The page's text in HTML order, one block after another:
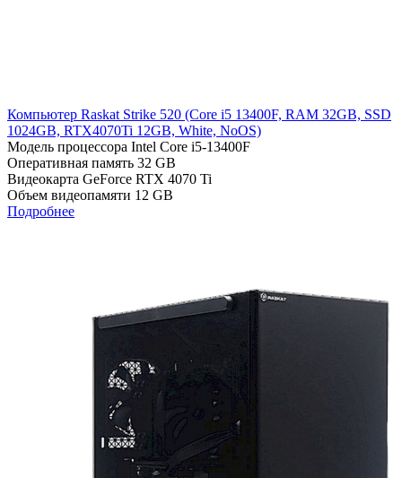
Компьютер Raskat Strike 520 (Cоre i5 13400F, RAM 32GB, SSD
1024GB, RTX4070Ti 12GB, White, NoOS)
Модель процессора Intel Core i5-13400F
Оперативная память 32 GB
Видеокарта GeForce RTX 4070 Ti
Объем видеопамяти 12 GB
Подробнее